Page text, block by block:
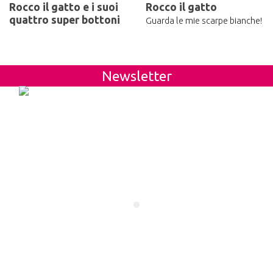
Rocco il gatto e i suoi
quattro super bottoni
Rocco il gatto
Guarda le mie scarpe bianche!
Newsletter